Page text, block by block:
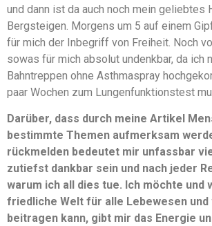
und dann ist da auch noch mein geliebtes
Bergsteigen. Morgens um 5 auf einem
für mich der Inbegriff von Freiheit. Noch
sowas für mich absolut undenkbar, da ich
Bahntreppen ohne Asthmaspray
paar Wochen zum Lungenfunktionstest
Darüber, dass durch meine Artikel
bestimmte Themen aufmerksam
rückmelden bedeutet mir unfassbar
zutiefst dankbar sein und nach jeder
warum ich all dies tue. Ich möchte und
friedliche Welt für alle Lebewesen und
beitragen kann, gibt mir das Energie